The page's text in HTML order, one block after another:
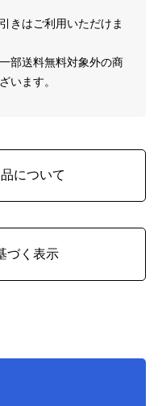
きはご利用いただけま
部送料無料対象外の商
います。
について
づく表示